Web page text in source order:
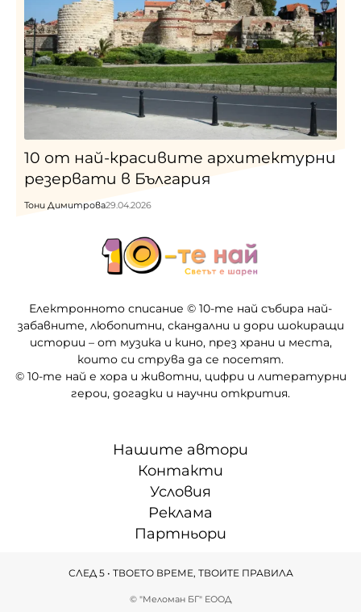
10 от най-красивите архитектурни
резервати в България
Тони Димитрова29.04.2026
Електронното списание © 10-те най събира най-
забавните, любопитни, скандални и дори шокиращи
истории – от музика и кино, през храни и места,
които си струва да се посетят.
© 10-те най е хора и животни, цифри и литературни
герои, догадки и научни открития.
Нашите автори
Контакти
Условия
Реклама
Партньори
© "Меломан БГ" ЕООД
СЛЕД 5 • ТВОЕТО ВРЕМЕ, ТВОИТЕ ПРАВИЛА